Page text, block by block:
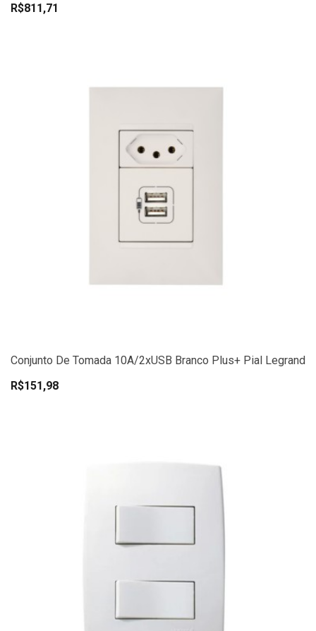
R$811,71
Conjunto De Tomada 10A/2xUSB Branco Plus+ Pial Legrand
R$151,98